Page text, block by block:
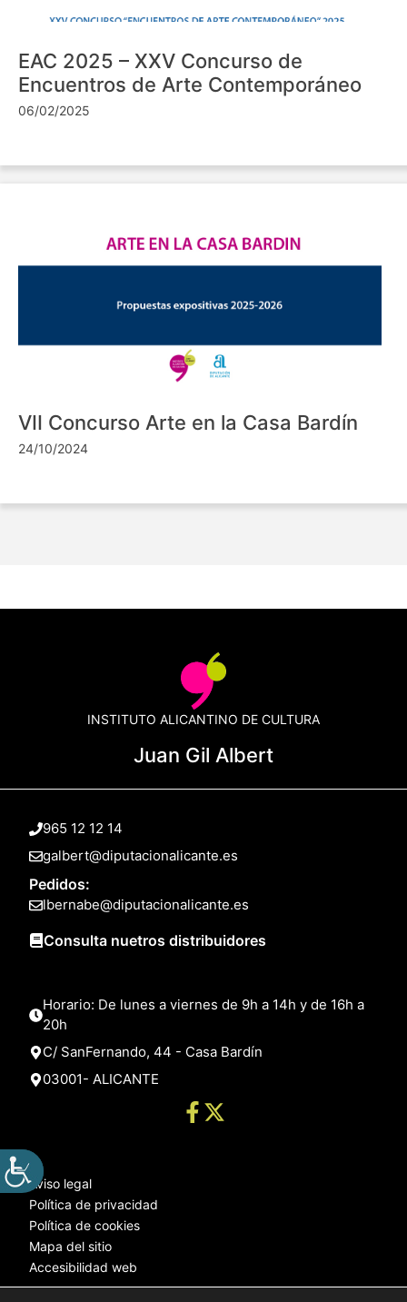
EAC 2025 – XXV Concurso de
Encuentros de Arte Contemporáneo
06/02/2025
VII Concurso Arte en la Casa Bardín
24/10/2024
INSTITUTO ALICANTINO DE CULTURA
Juan Gil Albert
965 12 12 14
galbert@diputacionalicante.es
Pedidos:
lbernabe@diputacionalicante.es
Consulta nuetros distribuidores
Horario: De lunes a viernes de 9h a 14h y de 16h a
20h
C/ SanFernando, 44 - Casa Bardín
03001- ALICANTE
Aviso legal
Política de privacidad
Política de cookies
Mapa del sitio
Accesibilidad web